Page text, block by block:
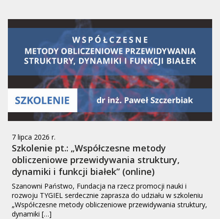
7 lipca 2026 r.
Szkolenie pt.: „Współczesne metody
obliczeniowe przewidywania struktury,
dynamiki i funkcji białek” (online)
Szanowni Państwo, Fundacja na rzecz promocji nauki i
rozwoju TYGIEL serdecznie zaprasza do udziału w szkoleniu
„Współczesne metody obliczeniowe przewidywania struktury,
dynamiki […]